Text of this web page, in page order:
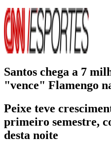
Santos chega a 7
"vence" Flamengo
Peixe teve
primeiro semestre,
desta noite